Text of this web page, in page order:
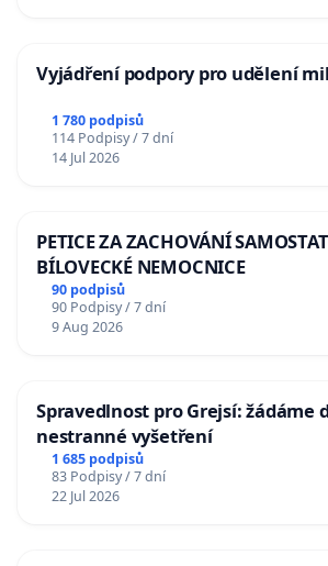
Vyjádření podpory pro udělení
1 780 podpisů
114 Podpisy / 7 dní
14 Jul 2026
PETICE ZA ZACHOVÁNÍ
BÍLOVECKÉ NEMOCNICE
90 podpisů
90 Podpisy / 7 dní
9 Aug 2026
Spravedlnost pro Grejsí: žádáme
nestranné vyšetření
1 685 podpisů
83 Podpisy / 7 dní
22 Jul 2026